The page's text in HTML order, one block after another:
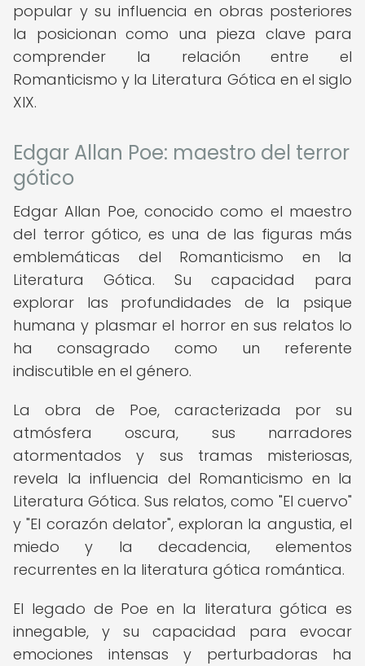
popular y su influencia en obras posteriores
la posicionan como una pieza clave para
comprender la relación entre el
Romanticismo y la Literatura Gótica en el siglo
XIX.
Edgar Allan Poe: maestro del terror
gótico
Edgar Allan Poe, conocido como el maestro
del terror gótico, es una de las figuras más
emblemáticas del Romanticismo en la
Literatura Gótica. Su capacidad para
explorar las profundidades de la psique
humana y plasmar el horror en sus relatos lo
ha consagrado como un referente
indiscutible en el género.
La obra de Poe, caracterizada por su
atmósfera oscura, sus narradores
atormentados y sus tramas misteriosas,
revela la influencia del Romanticismo en la
Literatura Gótica. Sus relatos, como "El cuervo"
y "El corazón delator", exploran la angustia, el
miedo y la decadencia, elementos
recurrentes en la literatura gótica romántica.
El legado de Poe en la literatura gótica es
innegable, y su capacidad para evocar
emociones intensas y perturbadoras ha